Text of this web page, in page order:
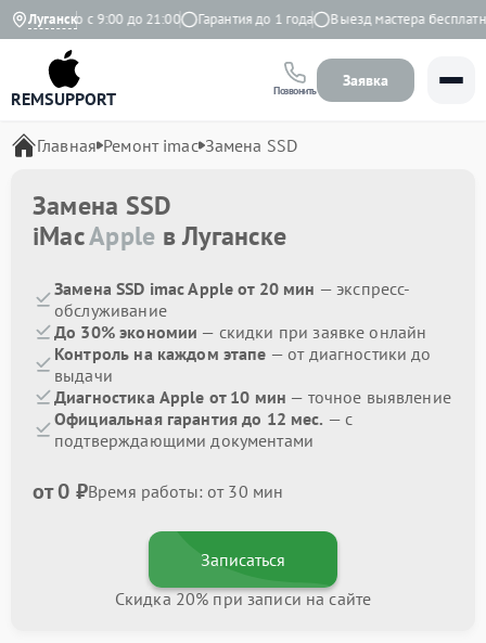
Луганскс 9:00 до 21:00 Гарантия до 1 года Выезд мастера бесплатно
REMSUPPORT Позвонить
Заявка
Главная Ремонт imac Замена SSD
Замена SSD
iMacApple в Луганске
Замена SSD imac Apple от 20 мин — экспресс-
обслуживание
До 30% экономии — скидки при заявке онлайн
Контроль на каждом этапе — от диагностики до
выдачи
Диагностика Apple от 10 мин — точное выявление
Официальная гарантия до 12 мес. — с
подтверждающими документами
от 0 ₽Время работы: от 30 мин
Записаться
Скидка 20% при записи на сайте